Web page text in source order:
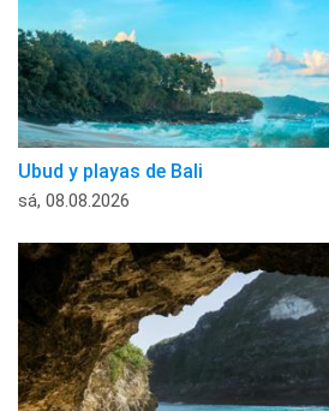
Ubud y playas de Bali
sá, 08.08.2026